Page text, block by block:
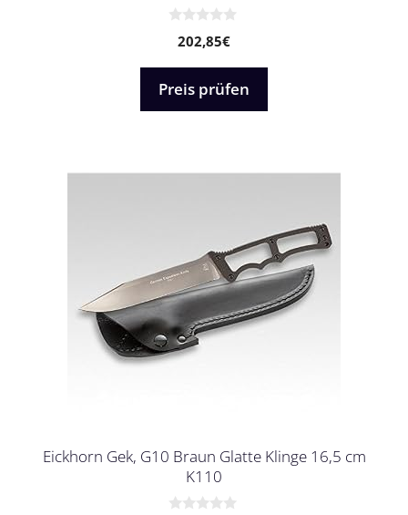
n
5
202,85€
Preis prüfen
Eickhorn Gek, G10 Braun Glatte Klinge 16,5 cm
K110